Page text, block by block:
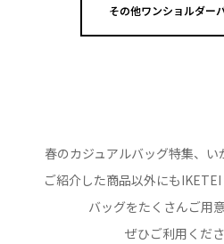
その他ワンショルダー
春のカジュアルバッグ特集、い
ご紹介した商品以外にも
バッグをたくさんご用
ぜひご利用くださ